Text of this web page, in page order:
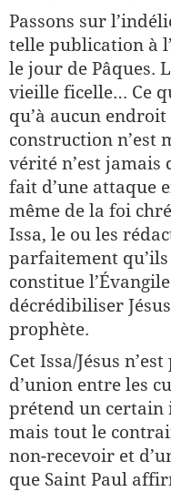
Passons sur
telle publication à
le jour de Pâques.
vieille ficelle… Ce
qu’à aucun
construction n’est
vérité n’est jamais
fait d’une attaque
même de la foi
Issa, le ou les
parfaitement
constitue
décrédibiliser
prophète.
Cet Issa/Jésus
d’union entre les
prétend un certain
mais tout le
non-recevoir et
que Saint Paul